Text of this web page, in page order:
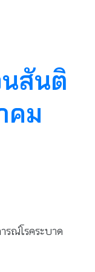
สันติ
คม
รณ์โรคระบาด